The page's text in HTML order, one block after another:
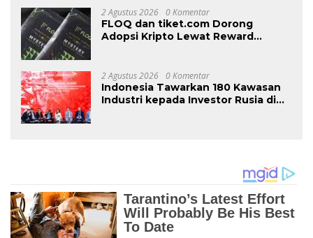
2 Agustus 2026 0 Komentar
FLOQ dan tiket.com Dorong
Adopsi Kripto Lewat Reward
2 Agustus 2026 0 Komentar
Indonesia Tawarkan 180 Kawasan
Industri kepada Investor Rusia di